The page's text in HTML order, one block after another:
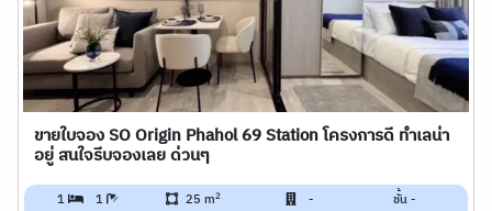
ขายใบจอง SO Origin Phahol 69 Station โครงการดี ทำเลน่า
อยู่ สนใจรีบจองเลย ด่วนๆ
1 1 25 m2 - ชั้น -